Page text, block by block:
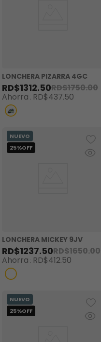
LONCHERA PIZARRA 4GC
RD$1312.50RD$1750.00
Ahorra RD$437.50
LONCHERA MICKEY 9JV
RD$1237.50RD$1650.00
Ahorra RD$412.50